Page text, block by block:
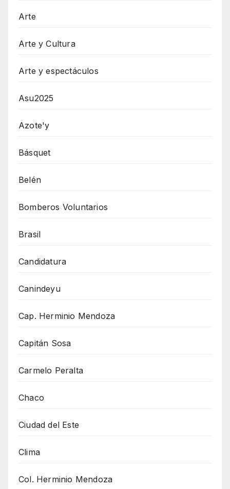
Arte
Arte y Cultura
Arte y espectáculos
Asu2025
Azote'y
Básquet
Belén
Bomberos Voluntarios
Brasil
Candidatura
Canindeyu
Cap. Herminio Mendoza
Capitán Sosa
Carmelo Peralta
Chaco
Ciudad del Este
Clima
Col. Herminio Mendoza